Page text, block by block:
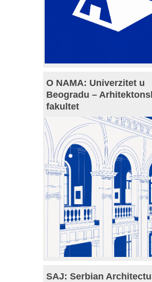
O NAMA: Univerzitet u
Beogradu –
fakultet
SAJ: Serbian